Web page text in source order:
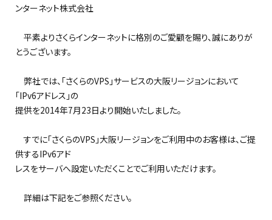
ンターネット株式会社
平素よりさくらインターネットに格別のご愛顧を賜り、誠にありが
とうございます。
弊社では、「さくらのVPS」サービスの大阪リージョンにおいて
「IPv6アドレス」の
提供を2014年7月23日より開始いたしました。
すでに「さくらのVPS」大阪リージョンをご利用中のお客様は、ご提
供するIPv6アド
レスをサーバへ設定いただくことでご利用いただけます。
詳細は下記をご参照ください。